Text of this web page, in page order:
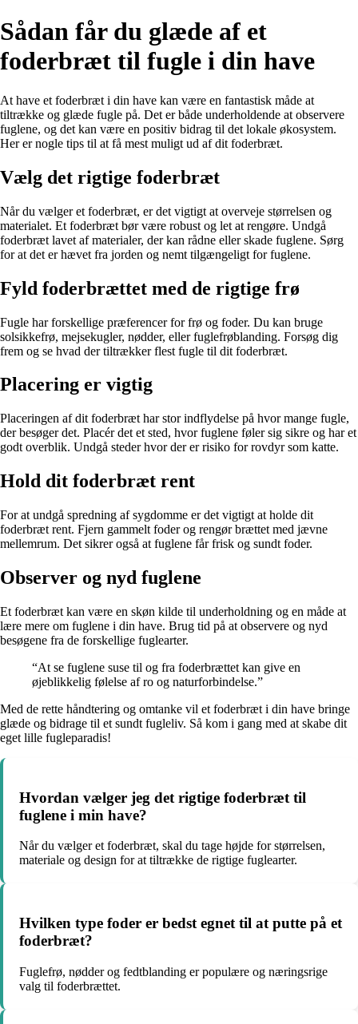
Sådan får du glæde af et
foderbræt til fugle i din have
At have et foderbræt i din have kan være en fantastisk måde at
tiltrække og glæde fugle på. Det er både underholdende at observere
fuglene, og det kan være en positiv bidrag til det lokale økosystem.
Her er nogle tips til at få mest muligt ud af dit foderbræt.
Vælg det rigtige foderbræt
Når du vælger et foderbræt, er det vigtigt at overveje størrelsen og
materialet. Et foderbræt bør være robust og let at rengøre. Undgå
foderbræt lavet af materialer, der kan rådne eller skade fuglene. Sørg
for at det er hævet fra jorden og nemt tilgængeligt for fuglene.
Fyld foderbrættet med de rigtige frø
Fugle har forskellige præferencer for frø og foder. Du kan bruge
solsikkefrø, mejsekugler, nødder, eller fuglefrøblanding. Forsøg dig
frem og se hvad der tiltrækker flest fugle til dit foderbræt.
Placering er vigtig
Placeringen af dit foderbræt har stor indflydelse på hvor mange fugle,
der besøger det. Placér det et sted, hvor fuglene føler sig sikre og har et
godt overblik. Undgå steder hvor der er risiko for rovdyr som katte.
Hold dit foderbræt rent
For at undgå spredning af sygdomme er det vigtigt at holde dit
foderbræt rent. Fjern gammelt foder og rengør brættet med jævne
mellemrum. Det sikrer også at fuglene får frisk og sundt foder.
Observer og nyd fuglene
Et foderbræt kan være en skøn kilde til underholdning og en måde at
lære mere om fuglene i din have. Brug tid på at observere og nyd
besøgene fra de forskellige fuglearter.
“At se fuglene suse til og fra foderbrættet kan give en
øjeblikkelig følelse af ro og naturforbindelse.”
Med de rette håndtering og omtanke vil et foderbræt i din have bringe
glæde og bidrage til et sundt fugleliv. Så kom i gang med at skabe dit
eget lille fugleparadis!
Hvordan vælger jeg det rigtige foderbræt til
fuglene i min have?
Når du vælger et foderbræt, skal du tage højde for størrelsen,
materiale og design for at tiltrække de rigtige fuglearter.
Hvilken type foder er bedst egnet til at putte på et
foderbræt?
Fuglefrø, nødder og fedtblanding er populære og næringsrige
valg til foderbrættet.